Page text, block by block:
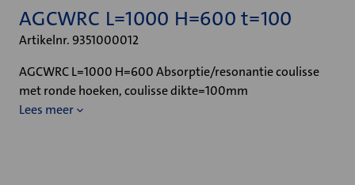
AGCWRC L=1000 H=600 t=100
Artikelnr. 9351000012
AGCWRC L=1000 H=600 Absorptie/resonantie coulisse
met ronde hoeken, coulisse dikte=100mm
Lees meer